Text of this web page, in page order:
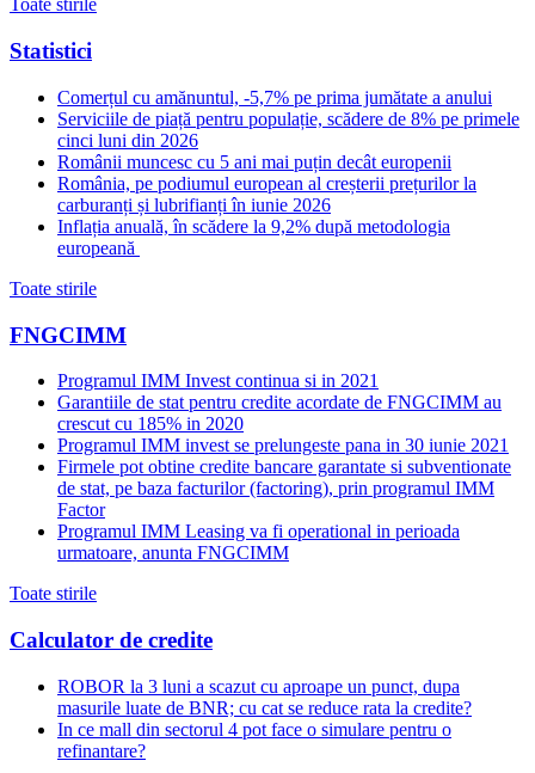
Toate stirile
Statistici
Comerțul cu amănuntul, -5,7% pe prima jumătate a anului
Serviciile de piață pentru populație, scădere de 8% pe primele
cinci luni din 2026
Românii muncesc cu 5 ani mai puțin decât europenii
România, pe podiumul european al creșterii prețurilor la
carburanți și lubrifianți în iunie 2026
Inflația anuală, în scădere la 9,2% după metodologia
europeană
Toate stirile
FNGCIMM
Programul IMM Invest continua si in 2021
Garantiile de stat pentru credite acordate de FNGCIMM au
crescut cu 185% in 2020
Programul IMM invest se prelungeste pana in 30 iunie 2021
Firmele pot obtine credite bancare garantate si subventionate
de stat, pe baza facturilor (factoring), prin programul IMM
Factor
Programul IMM Leasing va fi operational in perioada
urmatoare, anunta FNGCIMM
Toate stirile
Calculator de credite
ROBOR la 3 luni a scazut cu aproape un punct, dupa
masurile luate de BNR; cu cat se reduce rata la credite?
In ce mall din sectorul 4 pot face o simulare pentru o
refinantare?